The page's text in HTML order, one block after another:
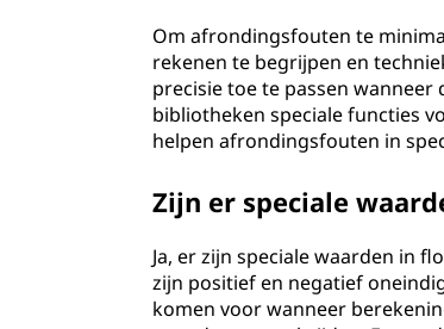
Om afrondingsfouten te
rekenen te begrijpen en
precisie toe te passen
bibliotheken speciale functies
helpen afrondingsfouten in
Zijn er speciale
Ja, er zijn speciale waarden in
zijn positief en negatief
komen voor wanneer